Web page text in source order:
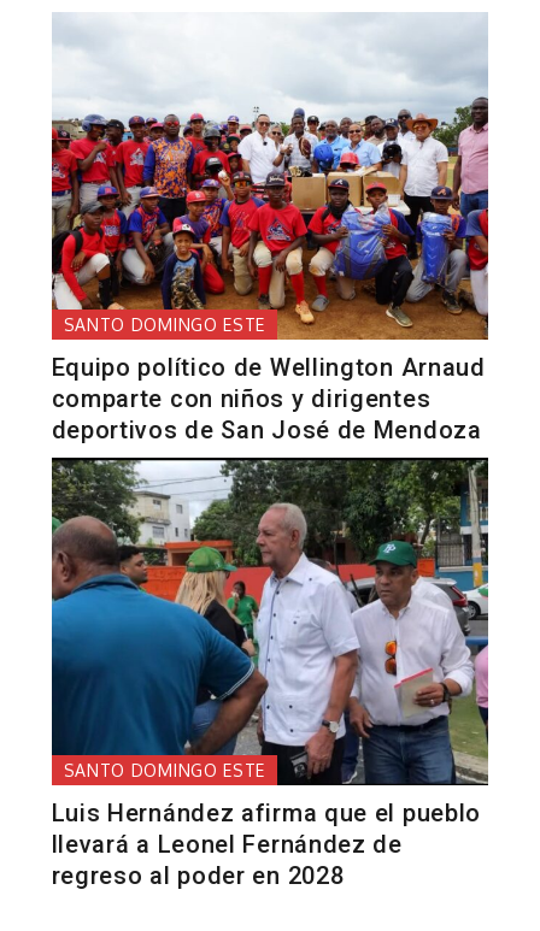
SANTO DOMINGO ESTE
Equipo político de Wellington Arnaud
comparte con niños y dirigentes
deportivos de San José de Mendoza
SANTO DOMINGO ESTE
Luis Hernández afirma que el pueblo
llevará a Leonel Fernández de
regreso al poder en 2028